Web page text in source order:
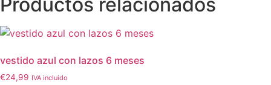
meses
cantidad
Productos relacionados
vestido azul con lazos 6 meses
€24,99 IVA incluido